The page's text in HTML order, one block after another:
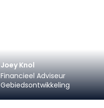
Joey Knol
Financieel Adviseur
Gebiedsontwikkeling